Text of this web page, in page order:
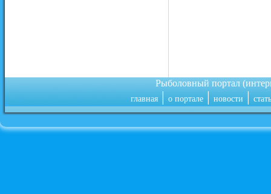
Рыболовный портал
главная|о портале|новости|